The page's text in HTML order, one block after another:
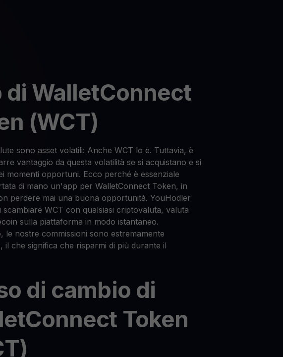
di WalletConnect
(WCT)
sono asset volatili: Anche WCT lo è. Tuttavia, è
vantaggio da questa volatilità se si acquistano e si
momenti opportuni. Ecco perché è essenziale
di mano un'app per WalletConnect Token, in
perdere mai una buona opportunità. YouHodler
scambiare WCT con qualsiasi criptovaluta, valuta
sulla piattaforma in modo istantaneo.
le nostre commissioni sono estremamente
il che significa che risparmi di più durante il
di cambio di
Token